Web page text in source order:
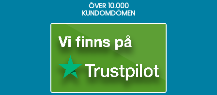
ÖVER 10.000
KUNDOMDÖMEN